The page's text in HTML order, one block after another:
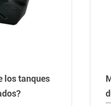
los tanques